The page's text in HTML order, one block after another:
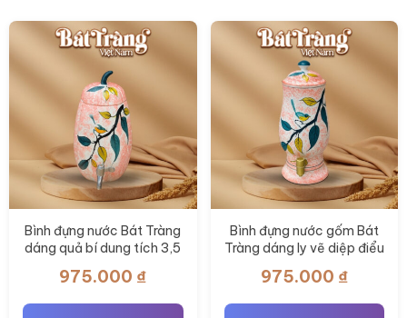
Bình đựng nước Bát Tràng
dáng quả bí dung tích 3,5
975.000 ₫
Bình đựng nước gốm Bát
Tràng dáng ly vẽ diệp điểu
975.000 ₫